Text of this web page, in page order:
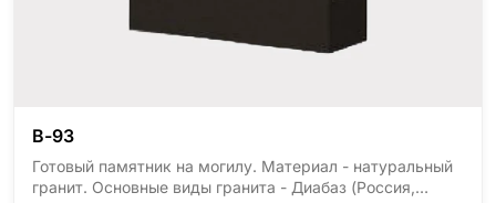
В-93
Готовый памятник на могилу. Материал - натуральный
гранит. Основные виды гранита - Диабаз (Россия,